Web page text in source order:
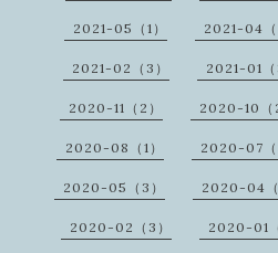
2021-05（1） 2021-04（
2021-02（3） 2021-01（
2020-11（2） 2020-10（2
2020-08（1） 2020-07（
2020-05（3） 2020-04（
2020-02（3） 2020-01